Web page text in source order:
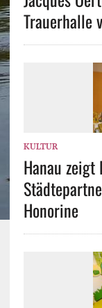
Trauerhalle
KULTUR
Hanau
Honorine